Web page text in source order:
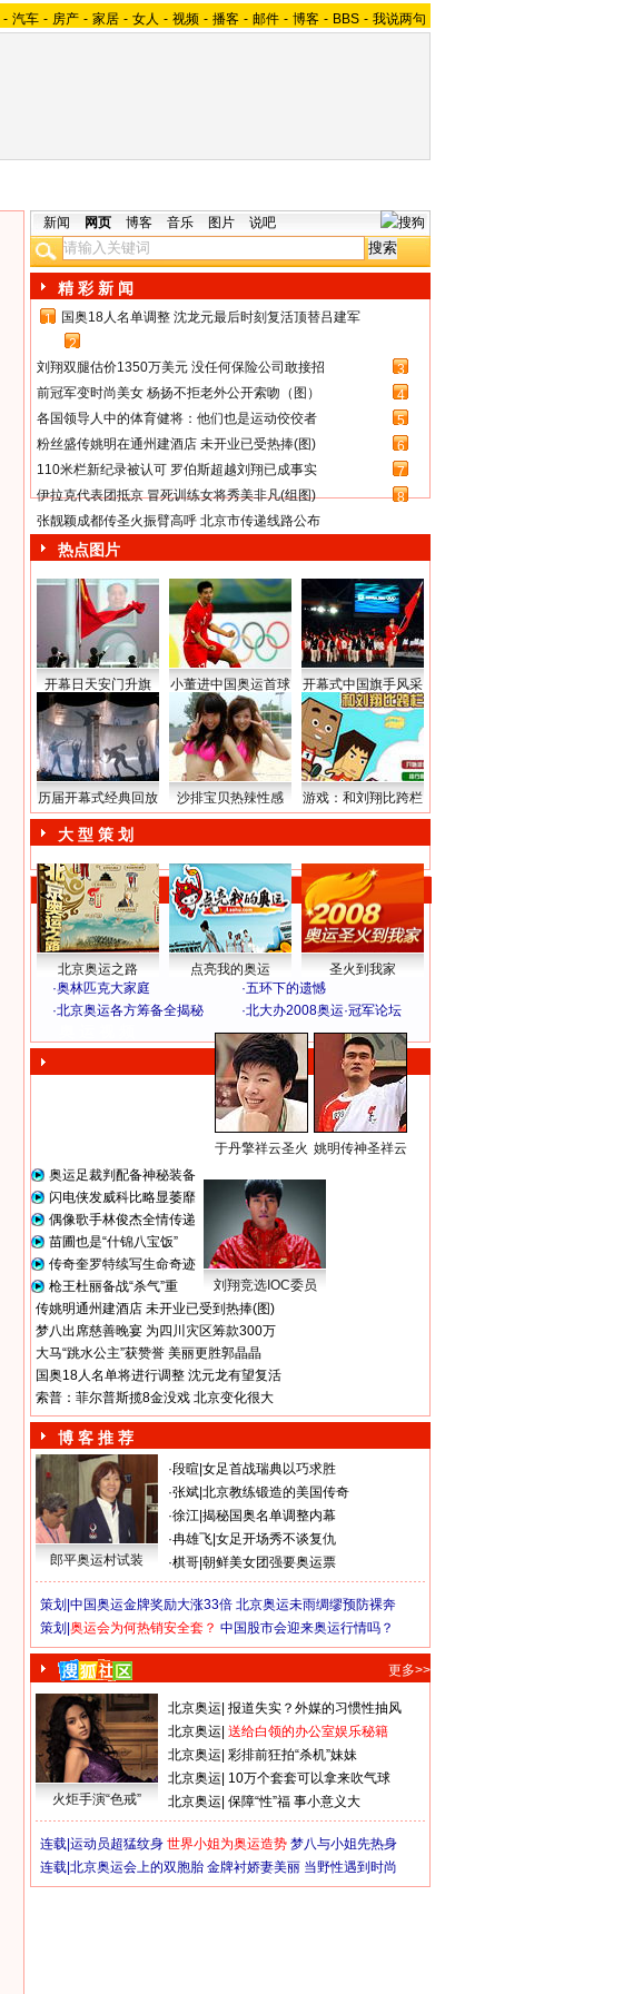
- 汽车 - 房产 - 家居 - 女人 - 视频 - 播客 - 邮件 - 博客 - BBS - 我说两句
新闻 网页 博客 音乐 图片 说吧
精 彩 新 闻
1
国奥18人名单调整 沈龙元最后时刻复活顶替吕建军
2
刘翔双腿估价1350万美元 没任何保险公司敢接招
3
前冠军变时尚美女 杨扬不拒老外公开索吻（图）
4
各国领导人中的体育健将：他们也是运动佼佼者
5
粉丝盛传姚明在通州建酒店 未开业已受热捧(图)
6
110米栏新纪录被认可 罗伯斯超越刘翔已成事实
7
伊拉克代表团抵京 冒死训练女将秀美非凡(组图)
8
张靓颖成都传圣火振臂高呼 北京市传递线路公布
热点图片
开幕日天安门升旗 小董进中国奥运首球 开幕式中国旗手风采
历届开幕式经典回放 沙排宝贝热辣性感 游戏：和刘翔比跨栏
大 型 策 划
北京奥运之路 点亮我的奥运
圣火到我家
·奥林匹克大家庭 ·五环下的遗憾
·北京奥运各方筹备全揭秘 ·北大办2008奥运·冠军论坛
于丹擎祥云圣火 姚明传神圣祥云
奥运足裁判配备神秘装备
闪电侠发威科比略显萎靡
偶像歌手林俊杰全情传递
苗圃也是“什锦八宝饭”
传奇奎罗特续写生命奇迹
枪王杜丽备战“杀气”重
刘翔竞选IOC委员
传姚明通州建酒店 未开业已受到热捧(图)
梦八出席慈善晚宴 为四川灾区筹款300万
大马“跳水公主”获赞誉 美丽更胜郭晶晶
国奥18人名单将进行调整 沈元龙有望复活
索普：菲尔普斯揽8金没戏 北京变化很大
博 客 推 荐
郎平奥运村试装
·段暄 女足首战瑞典以巧求胜
·张斌 北京教练锻造的美国传奇
·徐江 揭秘国奥名单调整内幕
·冉雄飞 女足开场秀不谈复仇
·棋哥 朝鲜美女团强要奥运票
策划| 中国奥运金牌奖励大涨33倍 北京奥运未雨绸缪预防裸奔
策划| 奥运会为何热销安全套？ 中国股市会迎来奥运行情吗？
更多>>
火炬手演“色戒”
北京奥运 报道失实？外媒的习惯性抽风
北京奥运 送给白领的办公室娱乐秘籍
北京奥运 彩排前狂拍“杀机”妹妹
北京奥运 10万个套套可以拿来吹气球
北京奥运 保障“性”福 事小意义大
连载| 运动员超猛纹身 世界小姐为奥运造势 梦八与小姐先热身
连载| 北京奥运会上的双胞胎 金牌衬娇妻美丽 当野性遇到时尚